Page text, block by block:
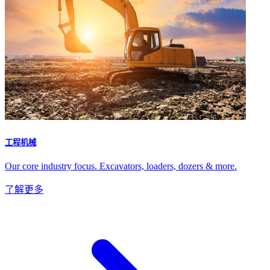
工程机械
Our core industry focus. Excavators, loaders, dozers & more.
了解更多